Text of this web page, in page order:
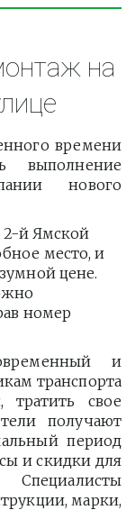
на
времени
выполнение
нового
й Ямской
место, и
цене.
номер
и
транспорта
тратить свое
получают
период
и скидки для
марки,